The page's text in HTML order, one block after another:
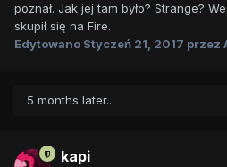
poznał. Jak jej tam było? Strange?
skupił się na Fire.
Edytowano Styczeń 21, 2017 przez
5 months later...
kapi